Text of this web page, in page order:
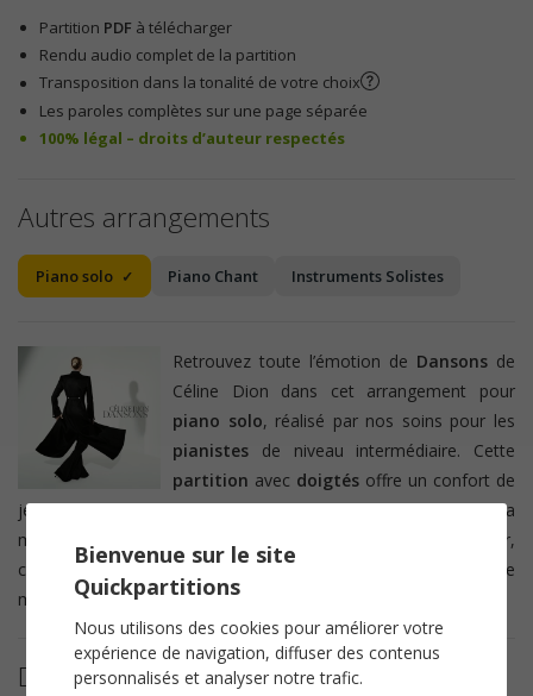
Partition PDF à télécharger
Rendu audio complet de la partition
Transposition dans la tonalité de votre choix
Les paroles complètes sur une page séparée
100% légal – droits d’auteur respectés
Autres arrangements
Piano solo Piano Chant Instruments Solistes
Retrouvez toute l’émotion de Dansons de
Céline Dion dans cet arrangement pour
piano solo, réalisé par nos soins pour les
pianistes de niveau intermédiaire. Cette
partition avec doigtés offre un confort de
jeu optimal et permet de travailler facilement l’expression et la
musicalité. Un arrangement fidèle, élégant et agréable à jouer,
conçu pour retranscrire toute la sensibilité et la douceur de ce
magnifique titre au piano.
Détails de la partition
Bienvenue sur le site
Quickpartitions
Nous utilisons des cookies pour améliorer votre
expérience de navigation, diffuser des contenus
personnalisés et analyser notre trafic.